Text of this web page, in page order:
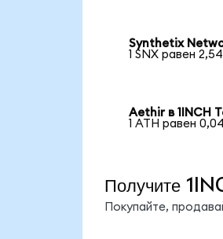
Synthetix
1 SNX равен
Aethir в 1INCH
1 ATH равен
Получите
Покупайте,